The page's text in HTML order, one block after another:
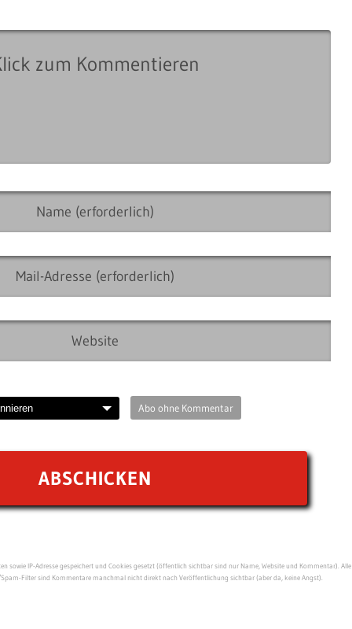
Abo ohne Kommentar
sowie IP-Adresse gespeichert und Cookies gesetzt (öffentlich sichtbar sind nur Name, Website und Kommentar). Alle
Filter sind Kommentare manchmal nicht direkt nach Veröffentlichung sichtbar (aber da, keine Angst).